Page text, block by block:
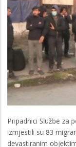
Pripadnici Službe za
izmjestili su 83
devastiranim